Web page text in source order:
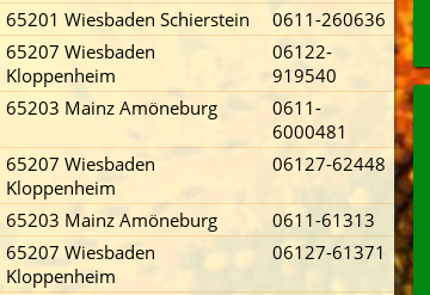
65201 Wiesbaden Schierstein
0611-260636
65207 Wiesbaden
Kloppenheim
06122-
919540
65203 Mainz Amöneburg
0611-
6000481
65207 Wiesbaden
Kloppenheim
06127-62448
65203 Mainz Amöneburg
0611-61313
65207 Wiesbaden
Kloppenheim
06127-61371